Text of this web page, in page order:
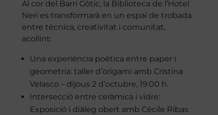
Al cor del Barri Gòtic, la Biblioteca de l’Hotel
Neri es transformarà en un espai de trobada
entre tècnica, creativitat i comunitat,
acollint:
Una experiència poètica entre paper i
geometria: taller d’origami amb Cristina
Velasco – dijous 2 d’octubre, 19.00 h.
Intersecció entre ceràmica i vidre:
Exposició i diàleg obert amb Cécile Ribas